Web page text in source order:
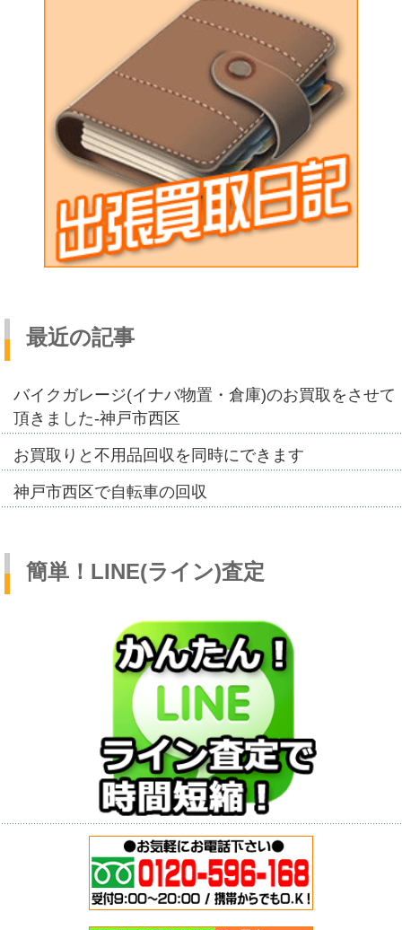
最近の記事
バイクガレージ(イナバ物置・倉庫)のお買取をさせて
頂きました-神戸市西区
お買取りと不用品回収を同時にできます
神戸市西区で自転車の回収
簡単！LINE(ライン)査定